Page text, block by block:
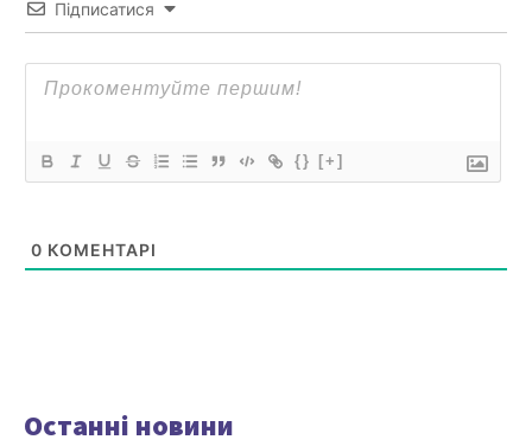
Підписатися
{} [+]
0 КОМЕНТАРІ
Останні новини